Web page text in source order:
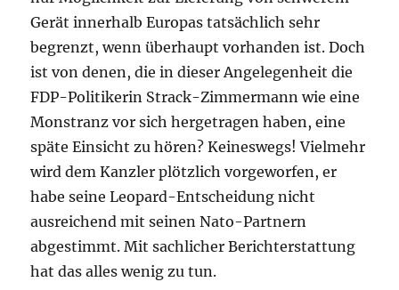
Gerät innerhalb Europas tatsächlich sehr
begrenzt, wenn überhaupt vorhanden ist. Doch
ist von denen, die in dieser Angelegenheit die
FDP-Politikerin Strack-Zimmermann wie eine
Monstranz vor sich hergetragen haben, eine
späte Einsicht zu hören? Keineswegs! Vielmehr
wird dem Kanzler plötzlich vorgeworfen, er
habe seine Leopard-Entscheidung nicht
ausreichend mit seinen Nato-Partnern
abgestimmt. Mit sachlicher Berichterstattung
hat das alles wenig zu tun.